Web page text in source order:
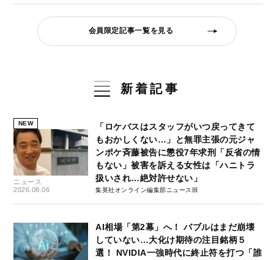
会員限定記事一覧を見る
新着記事
NEW
ニュース
2026.08.06
「ロケバスはスタッフがいつ戻ってきて
もおかしくない…」と無罪主張の元ジャ
ンポケ斉藤被告に懲役7年求刑「反省の情
もない」被害を訴える女性は「ハニトラ
扱いされ…絶対許せない」
集英社オンライン編集部ニュース班
AI相場「第2幕」へ！ バブルはまだ崩壊
していない…大化け期待の注目銘柄５
選！ NVIDIA一強時代に終止符を打つ「誰